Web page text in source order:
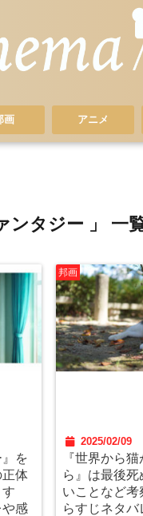
画 アニメ
ンタジー 」 一
』を
体
や感
邦画
2025/02/09
『世界から
ら』は最後死
いことなど考
らすじネタバ